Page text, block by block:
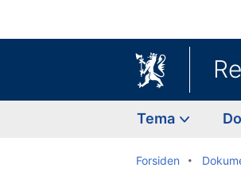
Tema
Forsiden